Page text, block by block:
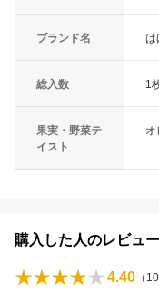
ブランド名 は
総入数 1
果実・野菜テ
イスト
オ
購入した人のレビュー
4.40 （ 10